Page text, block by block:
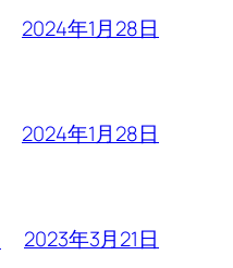
2024年1月28日
2024年1月28日
2023年3月21日